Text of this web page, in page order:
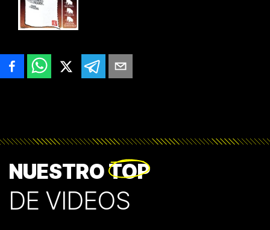
NUESTROTOP
DE VIDEOS